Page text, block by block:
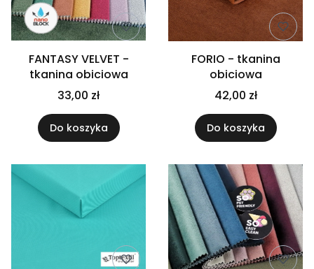
FANTASY VELVET -
tkanina obiciowa
33,00 zł
Do koszyka
FORIO - tkanina
obiciowa
42,00 zł
Do koszyka